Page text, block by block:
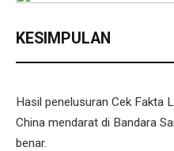
KESIMPULAN
Hasil penelusuran Cek Fakta
China mendarat di Bandara
benar.